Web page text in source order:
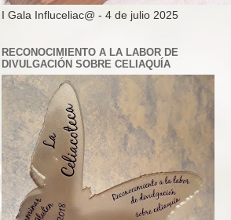
I Gala Influceliac@ - 4 de julio 2025
RECONOCIMIENTO A LA LABOR DE
DIVULGACIÓN SOBRE CELIAQUÍA